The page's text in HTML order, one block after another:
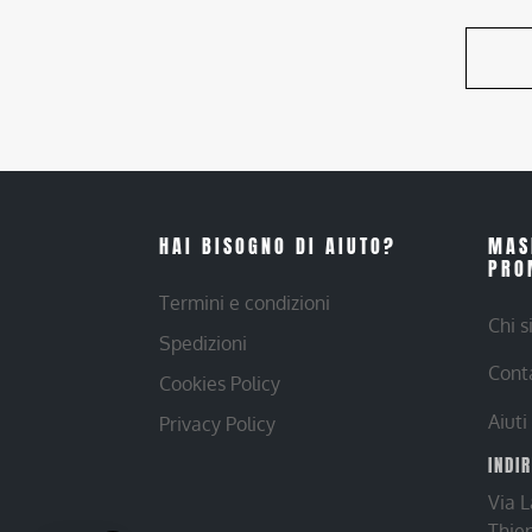
HAI BISOGNO DI AIUTO?
Termini e condizioni
Spedizioni
Cookies Policy
Privacy Policy
Chi
Aiuti
Via